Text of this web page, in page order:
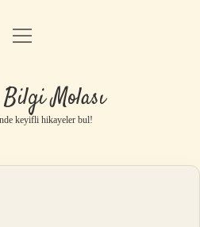
Anasayfa
Uyarı
menüyü
Bilgi Molası
keyifli hikayeler bul!